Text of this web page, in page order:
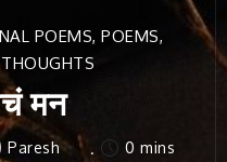
POEMS,POEMS,
मन
Paresh
0 mins